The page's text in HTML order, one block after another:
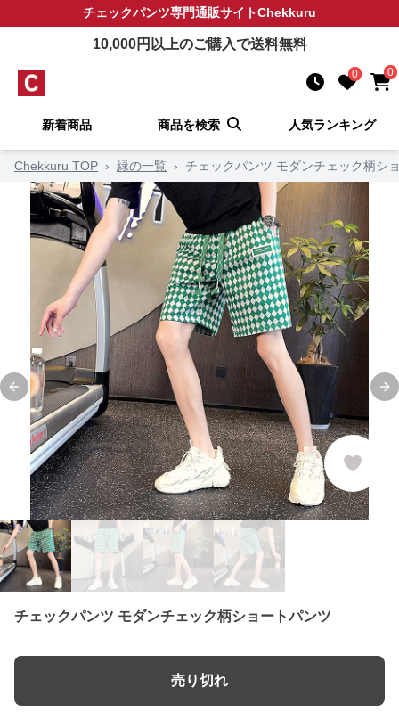
チェックパンツ専門通販サイトChekkuru
10,000円以上のご購入で送料無料
0 0
新着商品 商品を検索 人気ランキング
Chekkuru TOP › 緑の一覧 › チェックパンツ モダンチェック柄シ
Previous slide
チェックパンツ モダンチェック柄ショートパンツ
売り切れ